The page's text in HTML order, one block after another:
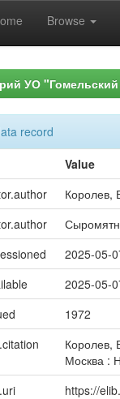
Browse
УО
record
Value
Королев,
2025-05-
2025-05-
1972
Королев,
Москва :
https://